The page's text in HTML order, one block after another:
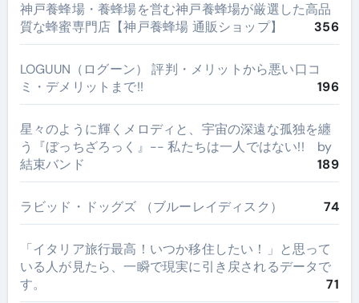
神戸養蜂場・養蜂場を営む神戸養蜂場が厳選した高品
質な蜂蜜専門店【神戸養蜂場 通販ショップ】
356
LOGUUN（ログーン） 評判・メリットから悪い口コ
ミ・デメリットまで!!
196
星々のように輝くメロディと、宇宙の深遠な孤独を纏
う『ぼっちざろっく』-- 私たちは一人ではない!! by
結束バンド
189
ラビッド・ドッグズ （ブルーレイディスク） 74
​「イタリア旅行最高！いつか移住したい！」と思って
いる人が見たら、一瞬で現実に引き戻されるデータで
す。
71